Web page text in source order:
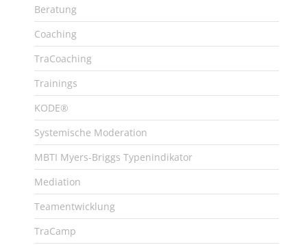
Beratung
Coaching
TraCoaching
Trainings
KODE®
Systemische Moderation
MBTI Myers-Briggs Typenindikator
Mediation
Teamentwicklung
TraCamp